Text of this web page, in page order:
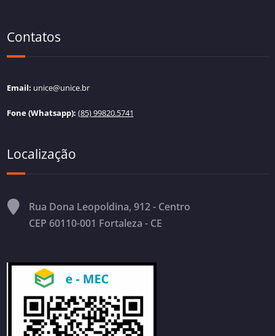
Contatos
Email: unice@unice.br
Fone (Whatsapp): (85) 99820.5741
Localização
Rua Dona Leopoldina, 912 - Centro
CEP 60110-001 Fortaleza - CE